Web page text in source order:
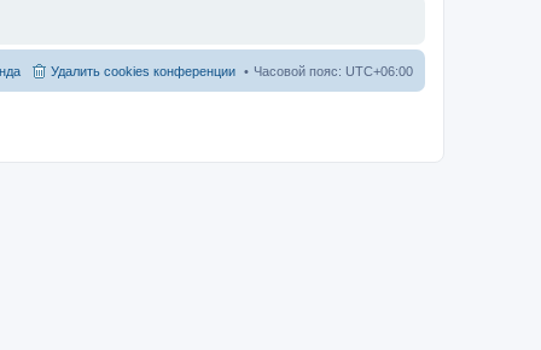
Часовой пояс: UTC+06:00
Удалить cookies конференции